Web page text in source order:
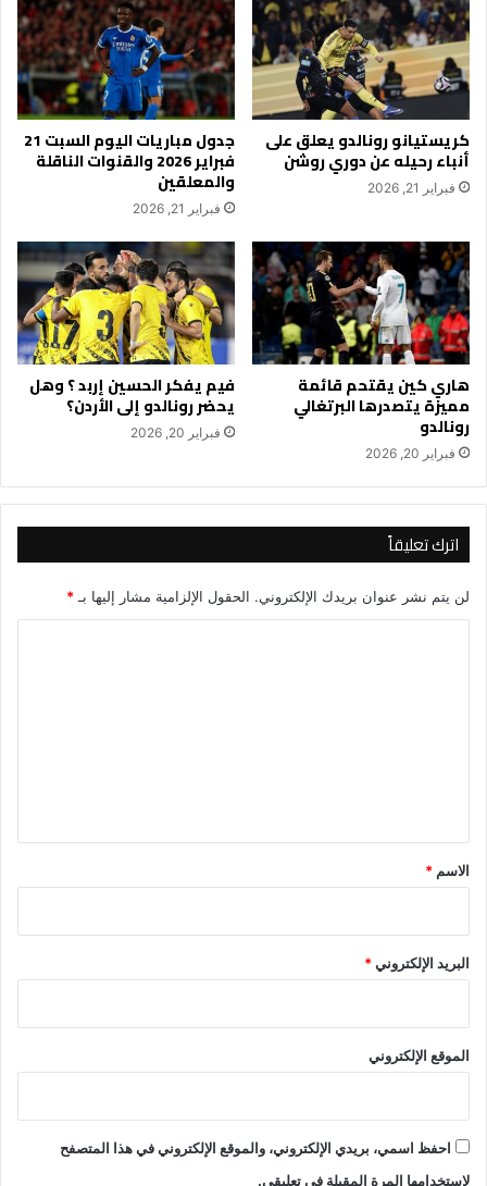
كريستيانو رونالدو يعلق على
أنباء رحيله عن دوري روشن
فبراير 21, 2026
جدول مباريات اليوم السبت 21
فبراير 2026 والقنوات الناقلة
والمعلقين
فبراير 21, 2026
هاري كين يقتحم قائمة
مميزة يتصدرها البرتغالي
رونالدو
فبراير 20, 2026
فيم يفكر الحسين إربد ؟ وهل
يحضر رونالدو إلى الأردن؟
فبراير 20, 2026
اترك تعليقاً
لن يتم نشر عنوان بريدك الإلكتروني. الحقول الإلزامية مشار إليها بـ*
*
الاسم *
البريد الإلكتروني*
الموقع الإلكتروني
احفظ اسمي، بريدي الإلكتروني، والموقع الإلكتروني في هذا المتصفح
لاستخدامها المرة المقبلة في تعليقي.